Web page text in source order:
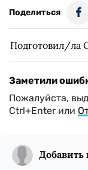
Поделиться
Подготовил/ла
Заметили
Пожалуйста,
Ctrl+Enter или